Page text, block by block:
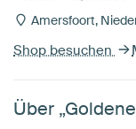
Amersfoort,
Shop besuchen
Über